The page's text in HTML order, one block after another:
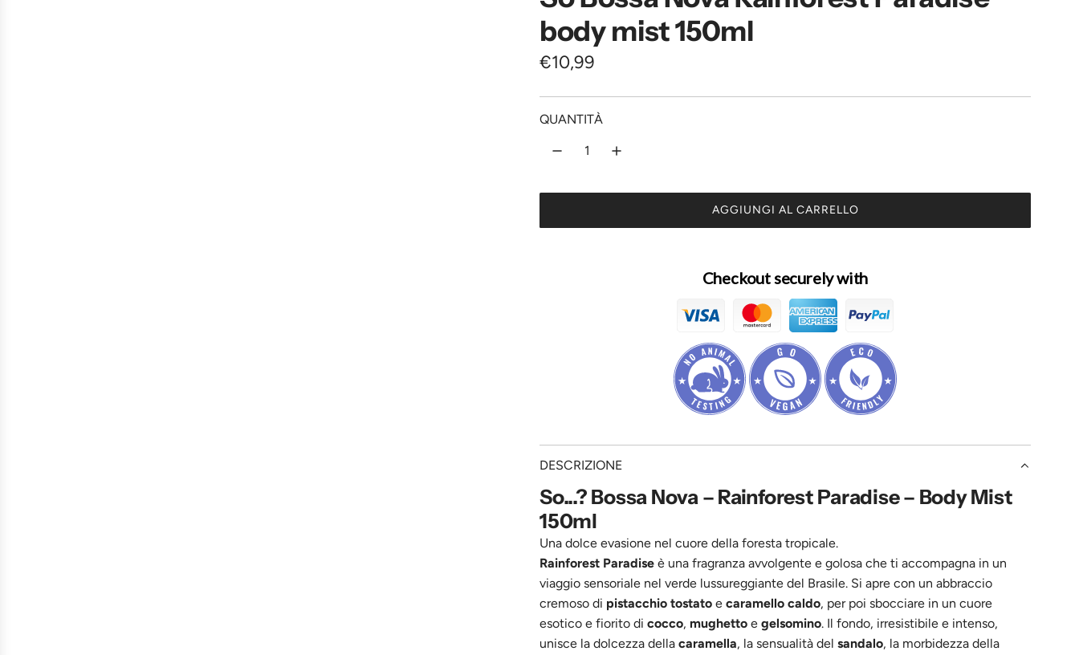
body mist 150ml
P
e
n
€10,99
QUANTITÀ
AGGIUNGI AL CARRELLO
C
C
A
E
N
T
.
.
Checkout securely with
DESCRIZIONE
So...? Bossa Nova – Rainforest Paradise – Body Mist
150ml
Una dolce evasione nel cuore della foresta tropicale.
Rainforest Paradise è una fragranza avvolgente e golosa che ti accompagna in un
viaggio sensoriale nel verde lussureggiante del Brasile. Si apre con un abbraccio
cremoso di pistacchio tostato e caramello caldo, per poi sbocciare in un cuore
esotico e fiorito di cocco, mughetto e gelsomino. Il fondo, irresistibile e intenso,
unisce la dolcezza della caramella, la sensualità del sandalo, la morbidezza della